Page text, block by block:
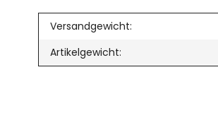
Versandgewicht:
Artikelgewicht: